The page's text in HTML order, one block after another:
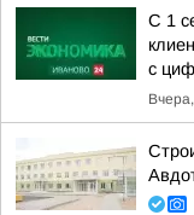
С 1
с